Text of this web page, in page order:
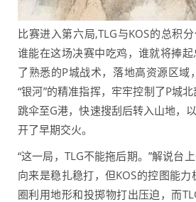
比赛进入第六局,TLG与KOS的总积
谁能在这场决赛中吃鸡，谁就将捧
了熟悉的P城战术，落地高资源区域
“银河”的精准指挥，牢牢控制了P城
跳伞至G港，快速搜刮后转入山地，
开了早期交火。
“这一局，TLG不能拖后期。”解说台
向来是稳扎稳打，但KOS的控图能
圈利用地形和投掷物打出压迫，而